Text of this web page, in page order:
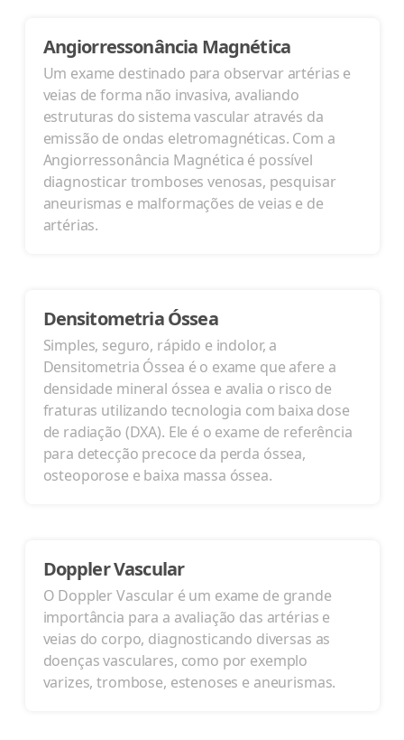
Angiorressonância Magnética
Um exame destinado para observar artérias e
veias de forma não invasiva, avaliando
estruturas do sistema vascular através da
emissão de ondas eletromagnéticas. Com a
Angiorressonância Magnética é possível
diagnosticar tromboses venosas, pesquisar
aneurismas e malformações de veias e de
artérias.
Densitometria Óssea
Simples, seguro, rápido e indolor, a
Densitometria Óssea é o exame que afere a
densidade mineral óssea e avalia o risco de
fraturas utilizando tecnologia com baixa dose
de radiação (DXA). Ele é o exame de referência
para detecção precoce da perda óssea,
osteoporose e baixa massa óssea.
Doppler Vascular
O Doppler Vascular é um exame de grande
importância para a avaliação das artérias e
veias do corpo, diagnosticando diversas as
doenças vasculares, como por exemplo
varizes, trombose, estenoses e aneurismas.